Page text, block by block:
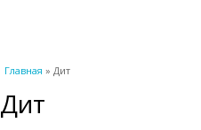
Вы здесь
Главная » Дит
Дит